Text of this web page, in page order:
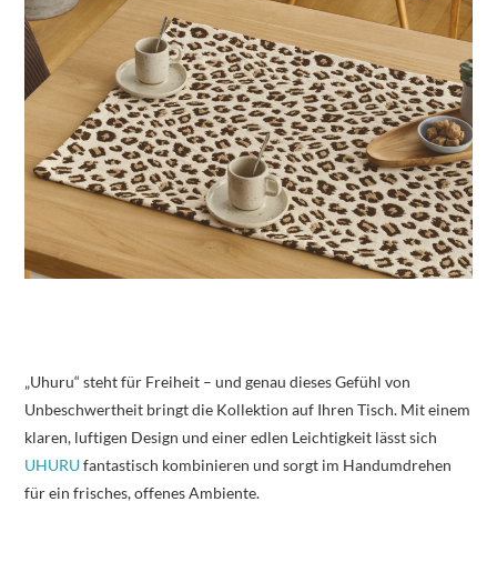
„Uhuru“ steht für Freiheit – und genau dieses Gefühl von
Unbeschwertheit bringt die Kollektion auf Ihren Tisch. Mit einem
klaren, luftigen Design und einer edlen Leichtigkeit lässt sich
UHURUfantastisch kombinieren und sorgt im Handumdrehen
für ein frisches, offenes Ambiente.